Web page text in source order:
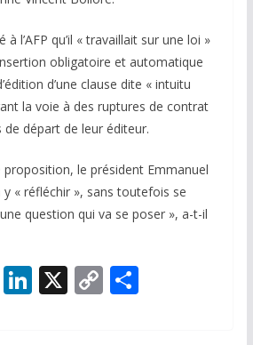
à l’AFP qu’il « travaillait sur une loi »
obligatoire et automatique
d’une clause dite « intuitu
la voie à des ruptures de contrat
de départ de leur éditeur.
le président Emmanuel
« réfléchir », sans toutefois se
question qui va se poser », a-t-il
Li X C P